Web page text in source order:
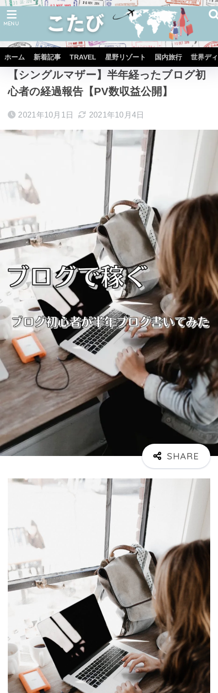
ホーム 新着記事 TRAVEL 星野リゾート 国内旅行 世界デ
ホーム diary
【シングルマザー】半年経ったブログ初
心者の経過報告【PV数収益公開】
2021年10月1日 2021年10月4日